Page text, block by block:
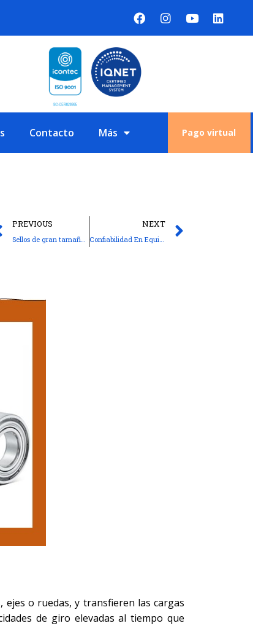
Contacto Más Pago virtual
PREVIOUS
Sellos de gran tamaño y especiales Garlock
NEXT
Confiabilidad En Equipos Rotativos
o ruedas, y transfieren las cargas
de giro elevadas al tiempo que